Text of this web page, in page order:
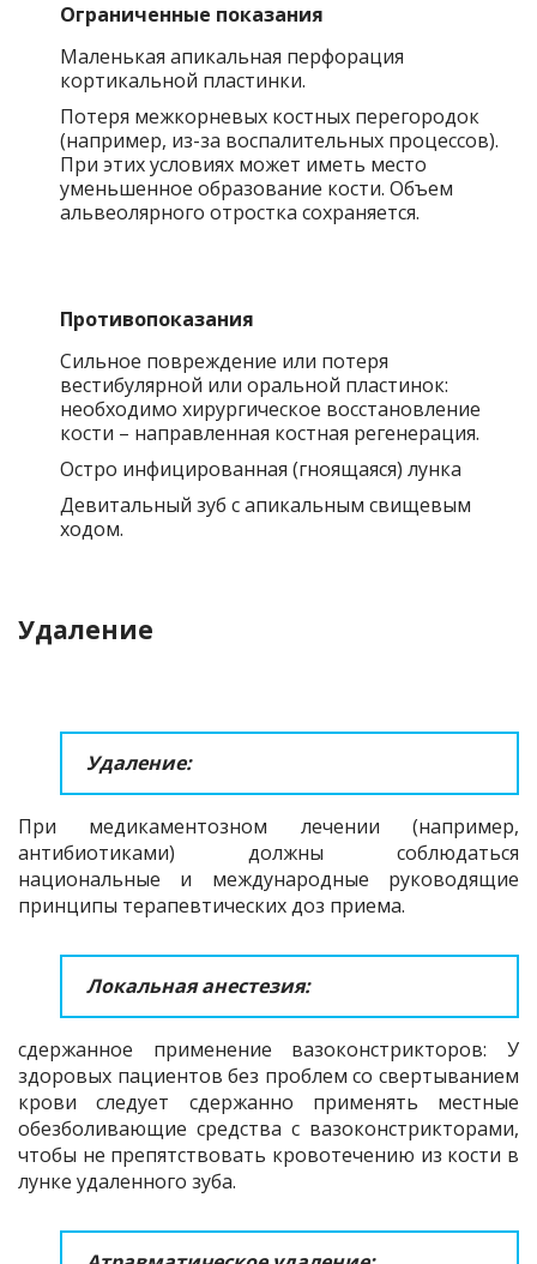
Ограниченные показания
Маленькая апикальная перфорация
кортикальной пластинки.
Потеря межкорневых костных перегородок
(например, из-за воспалительных процессов).
При этих условиях может иметь место
уменьшенное образование кости. Объем
альвеолярного отростка сохраняется.
Противопоказания
Сильное повреждение или потеря
вестибулярной или оральной пластинок:
необходимо хирургическое восстановление
кости – направленная костная регенерация.
Остро инфицированная (гноящаяся) лунка
Девитальный зуб с апикальным свищевым
ходом.
Удаление
Удаление:
При медикаментозном лечении (например,
антибиотиками) должны соблюдаться
национальные и международные руководящие
принципы терапевтических доз приема.
Локальная анестезия:
сдержанное применение вазоконстрикторов: У
здоровых пациентов без проблем со свертыванием
крови следует сдержанно применять местные
обезболивающие средства с вазоконстрикторами,
чтобы не препятствовать кровотечению из кости в
лунке удаленного зуба.